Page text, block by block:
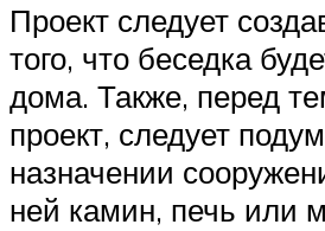
Проект следует
того, что беседка
дома. Также, перед
проект, следует
назначении
ней камин, печь или